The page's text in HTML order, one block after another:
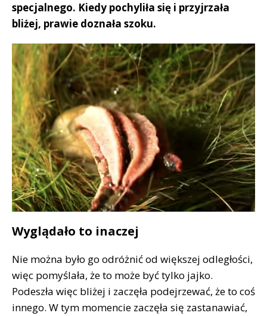
specjalnego. Kiedy pochyliła się i przyjrzała
bliżej, prawie doznała szoku.
Wyglądało to inaczej
Nie można było go odróżnić od większej odległości,
więc pomyślała, że ​​to może być tylko jajko.
Podeszła więc bliżej i zaczęła podejrzewać, że to coś
innego. W tym momencie zaczęła się zastanawiać,